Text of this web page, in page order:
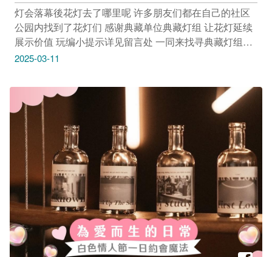
灯会落幕後花灯去了哪里呢 许多朋友们都在自己的社区
公园内找到了花灯们 感谢典藏单位典藏灯组 让花灯延续
展示价值 ️玩编小提示详见留言处 一同来找寻典藏灯组拍
照抽好礼 ❶ 按赞本篇贴文 ❷ 留言贴上您找到的典藏花灯
期间：即日起至3/31(一)晚上23:59 抽奖公告：将於
4/2(三)进行抽奖，公告於本则贴文留言处。
2025-03-11